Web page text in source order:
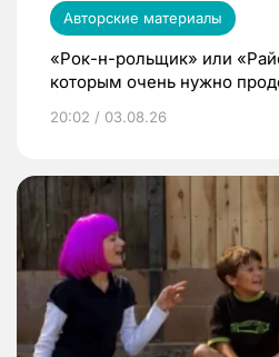
Авторские материалы
«Рок-н-рольщик» или
которым очень нужно
20:02 / 03.08.26